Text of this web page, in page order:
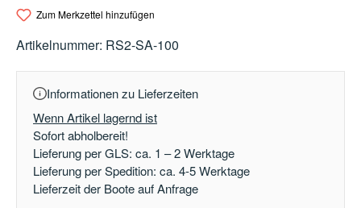
Zum Merkzettel hinzufügen
Artikelnummer: RS2-SA-100
Informationen zu Lieferzeiten
Wenn Artikel lagernd ist
Sofort abholbereit!
Lieferung per GLS: ca. 1 – 2 Werktage
Lieferung per Spedition: ca. 4-5 Werktage
Lieferzeit der Boote auf Anfrage